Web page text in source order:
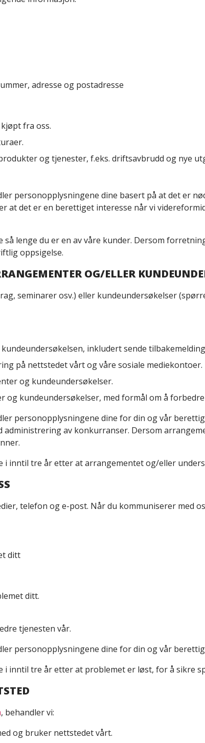
adresse og postadresse
fra oss.
og tjenester, f.eks. driftsavbrudd og nye
personopplysningene dine basert på at det er
at det er en berettiget interesse når vi
lenge du er en av våre kunder. Dersom
oppsigelse.
OG/ELLER
seminarer osv.) eller kundeundersøkelser
inkludert sende
på nettstedet vårt og våre sosiale mediekontoer.
og kundeundersøkelser.
og kundeundersøkelser, med formål om å
personopplysningene dine for din og vår
administrering av konkurranser. Dersom
i inntil tre år etter at arrangementet og/eller
telefon og e-post. Når du kommuniserer med
ditt
ditt.
tjenesten vår.
personopplysningene dine for din og vår
i inntil tre år etter at problemet er løst, for å sikre
, behandler vi:
og bruker nettstedet vårt.